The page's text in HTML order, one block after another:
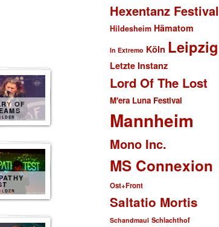
OF
Hexentanz Festival
Hildesheim Hämatom
In Extremo Köln Leipzig
Letzte Instanz
Lord Of The Lost
M'era Luna Festival
Mannheim
Mono Inc.
MS Connexion
Ost+Front
Saltatio Mortis
Schandmaul Schlachthof